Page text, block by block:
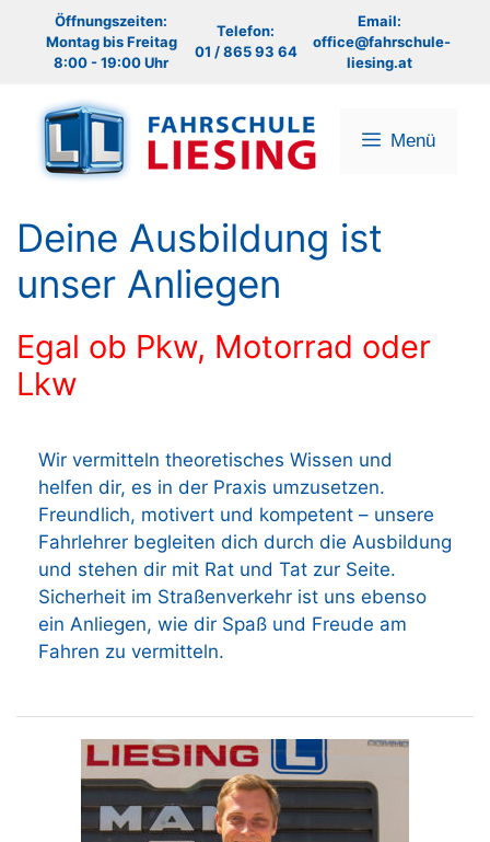
Inhalt
springen
Öffnungszeiten:
Montag bis Freitag
8:00 - 19:00 Uhr
Telefon:
01 / 865 93 64
Email:
office@fahrschule-
liesing.at
Menü
Deine Ausbildung ist
unser Anliegen
Egal ob Pkw, Motorrad oder
Lkw
Wir vermitteln theoretisches Wissen und
helfen dir, es in der Praxis umzusetzen.
Freundlich, motivert und kompetent – unsere
Fahrlehrer begleiten dich durch die Ausbildung
und stehen dir mit Rat und Tat zur Seite.
Sicherheit im Straßenverkehr ist uns ebenso
ein Anliegen, wie dir Spaß und Freude am
Fahren zu vermitteln.